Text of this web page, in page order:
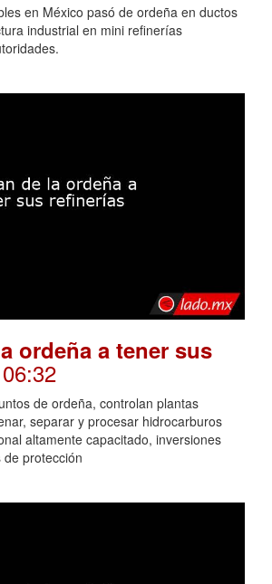
en México pasó de ordeña en ductos
industrial en mini refinerías
ordeña a tener sus
de ordeña, controlan plantas
separar y procesar hidrocarburos
altamente capacitado, inversiones
protección